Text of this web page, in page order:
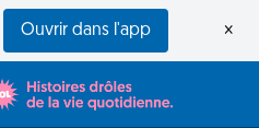
Ouvrir dans l'app ×